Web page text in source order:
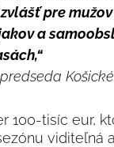
pre
a
100-tisíc eur,
viditeľná